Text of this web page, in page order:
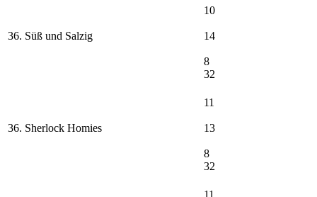
36. Süß und Salzig
10
14
8
32
36. Sherlock Homies
11
13
8
32
11